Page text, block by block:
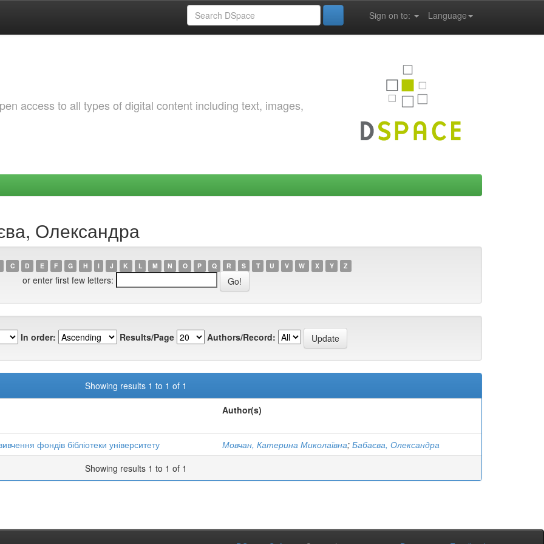
Language
Sign on to:
access to all types of digital content including text, images,
Олександра
C D E F G H I J K L M N O P Q R S T U V W X Y Z
or enter first few letters:
In order: Results/Page Authors/Record:
Showing results 1 to 1 of 1
Author(s)
фондів бібліотеки університету Мовчан, Катерина Миколаївна; Бабаєва, Олександра
Showing results 1 to 1 of 1